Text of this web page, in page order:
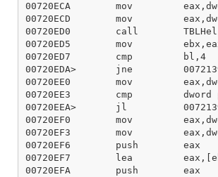
00720ECA        mov
00720ECD        mov
00720ED0        call
00720ED5        mov
00720ED7        cmp         bl,4
00720EDA>       jne
00720EE0        mov
00720EE3        cmp         dword
00720EEA>       jl
00720EF0        mov
00720EF3        mov
00720EF6        push        eax
00720EF7        lea
00720EFA        push        eax